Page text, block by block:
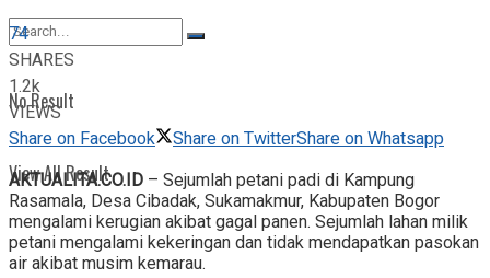
View All Result
No Result
View All Result
74
SHARES
1.2k
VIEWS
Share on Facebook
Share on TwitterShare on Whatsapp
AKTUALITA.CO.ID – Sejumlah petani padi di Kampung
Rasamala, Desa Cibadak, Sukamakmur, Kabupaten Bogor
mengalami kerugian akibat gagal panen. Sejumlah lahan milik
petani mengalami kekeringan dan tidak mendapatkan pasokan
air akibat musim kemarau.